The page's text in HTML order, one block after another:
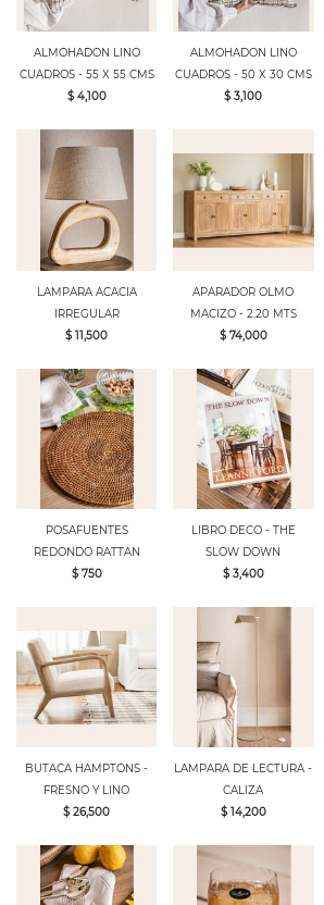
ALMOHADON LINO
CUADROS - 55 X 55 CMS
$ 4,100
ALMOHADON LINO
CUADROS - 50 X 30 CMS
$ 3,100
LAMPARA ACACIA
IRREGULAR
$ 11,500
APARADOR OLMO
MACIZO - 2.20 MTS
$ 74,000
POSAFUENTES
REDONDO RATTAN
$ 750
LIBRO DECO - THE
SLOW DOWN
$ 3,400
BUTACA HAMPTONS -
FRESNO Y LINO
$ 26,500
LAMPARA DE LECTURA -
CALIZA
$ 14,200